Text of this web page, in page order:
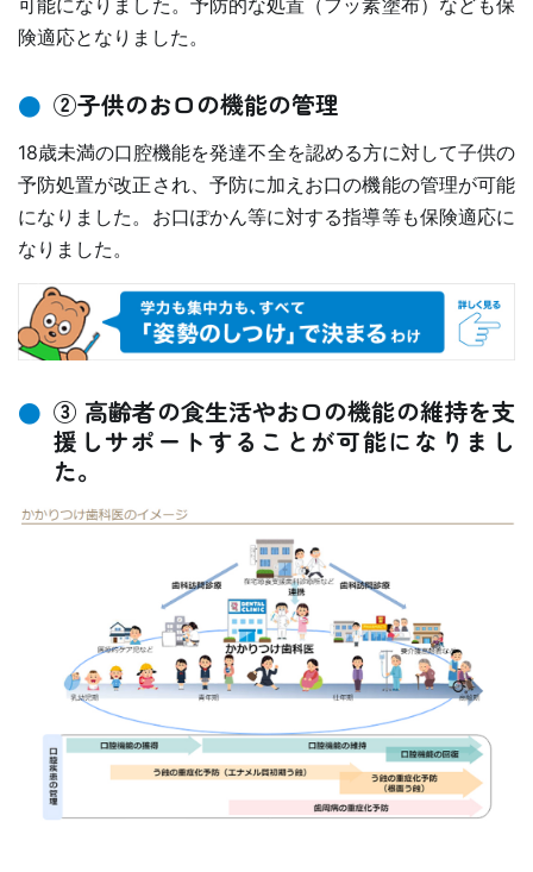
可能になりました。予防的な処置（フッ素塗布）なども保
険適応となりました。
②子供のお口の機能の管理
18歳未満の口腔機能を発達不全を認める方に対して子供の
予防処置が改正され、予防に加えお口の機能の管理が可能
になりました。お口ぽかん等に対する指導等も保険適応に
なりました。
③ 高齢者の食生活やお口の機能の維持を支
援しサポートすることが可能になりまし
た。